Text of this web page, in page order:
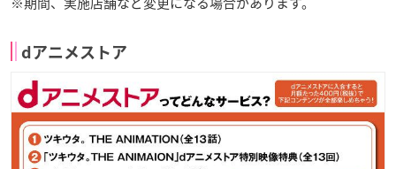
dアニメストア